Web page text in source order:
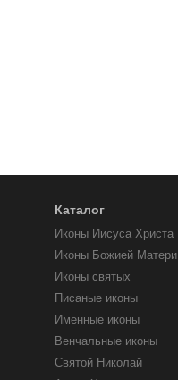
Каталог
Иконы Иисуса Христа
Иконы Божией Матери
Иконы святых
Писаные иконы
Именные иконы
Венчальные иконы
Святой Николай